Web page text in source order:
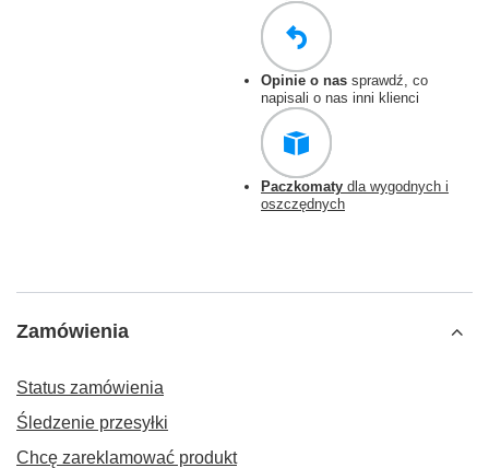
Opinie o nas sprawdź, co
napisali o nas inni klienci
Paczkomaty dla wygodnych i
oszczędnych
Zamówienia
Status zamówienia
Śledzenie przesyłki
Chcę zareklamować produkt